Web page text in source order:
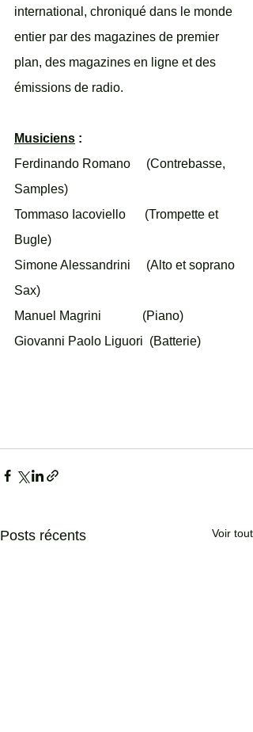
international, chroniqué dans le monde
entier par des magazines de premier
plan, des magazines en ligne et des
émissions de radio.
Musiciens :
Ferdinando Romano     (Contrebasse,
Samples)
Tommaso Iacoviello      (Trompette et
Bugle)
Simone Alessandrini     (Alto et soprano
Sax)
Manuel Magrini             (Piano)
Giovanni Paolo Liguori  (Batterie)
Posts récents Voir tout